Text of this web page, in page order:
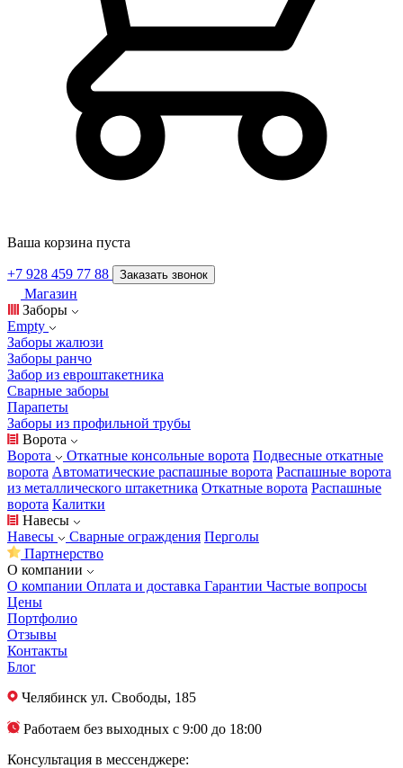
Ваша корзина пуста
+7 928 459 77 88 Заказать звонок
Магазин
Заборы
Empty
Заборы жалюзи
Заборы ранчо
Забор из евроштакетника
Сварные заборы
Парапеты
Заборы из профильной трубы
Ворота
Ворота
Откатные консольные ворота Подвесные откатные
ворота Автоматические распашные ворота Распашные ворота
из металлического штакетника Откатные ворота Распашные
ворота Калитки
Навесы
Навесы
Сварные ограждения Перголы
Партнерство
О компании
О компании Оплата и доставка Гарантии Частые вопросы
Цены
Портфолио
Отзывы
Контакты
Блог
Челябинск ул. Свободы, 185
Работаем без выходных с 9:00 до 18:00
Консультация в мессенджере: